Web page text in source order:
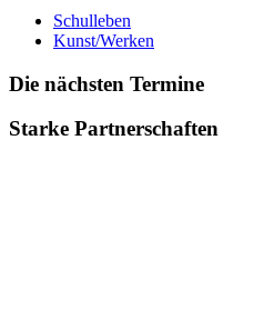
Schulleben
Kunst/Werken
Die nächsten Termine
Starke Partnerschaften